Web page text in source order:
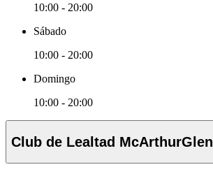
10:00 - 20:00
Sábado
10:00 - 20:00
Domingo
10:00 - 20:00
Club de Lealtad McArthurGlen